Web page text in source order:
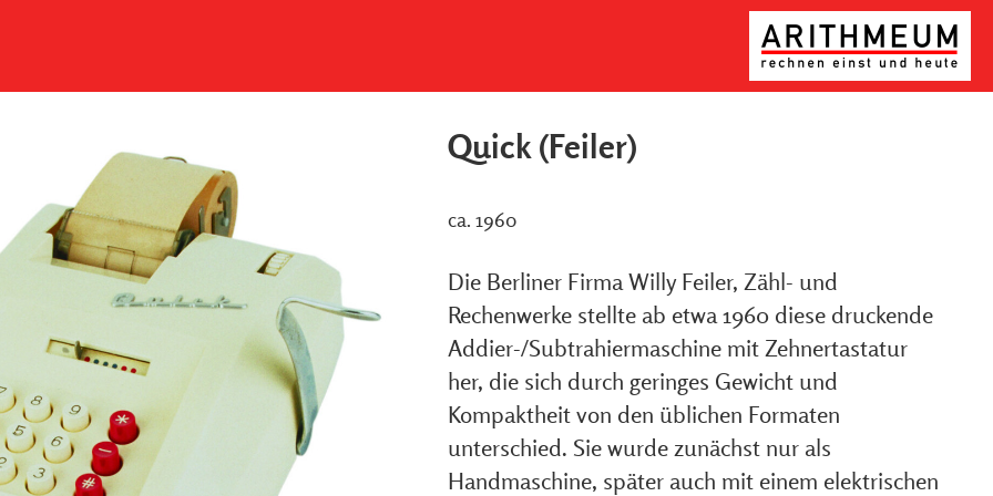
Quick (Feiler)
ca. 1960
Die Berliner Firma Willy Feiler, Zähl- und
Rechenwerke stellte ab etwa 1960 diese druckende
Addier-/Subtrahiermaschine mit Zehnertastatur
her, die sich durch geringes Gewicht und
Kompaktheit von den üblichen Formaten
unterschied. Sie wurde zunächst nur als
Handmaschine, später auch mit einem elektrischen